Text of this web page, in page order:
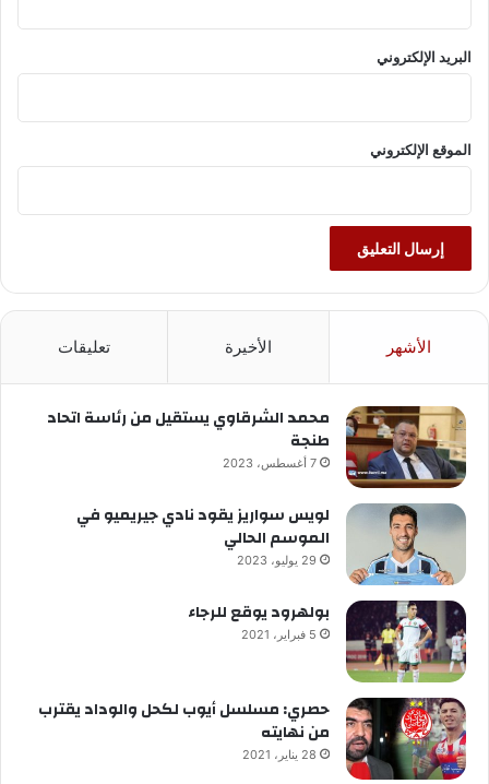
البريد الإلكتروني
الموقع الإلكتروني
الأشهر الأخيرة تعليقات
محمد الشرقاوي يستقيل من رئاسة اتحاد
طنجة
7 أغسطس، 2023
لويس سواريز يقود نادي جيريميو في
الموسم الحالي
29 يوليو، 2023
بولهرود يوقع للرجاء
5 فبراير، 2021
حصري: مسلسل أيوب لكحل والوداد يقترب
من نهايته
28 يناير، 2021